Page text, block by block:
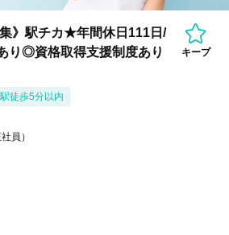
集》駅チカ★年間休日111日/
り◎資格取得支援制度あり
キープ
駅徒歩5分以内
員）